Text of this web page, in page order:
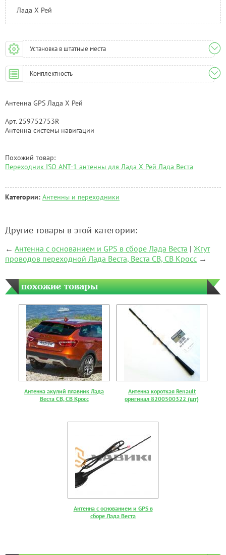
Лада Х Рей
Установка в штатные места
Комплектность
Антенна GPS Лада Х Рей
Арт. 259752753R
Антенна системы навигации
Похожий товар:
Переходник ISO ANT-1 антенны для Лада Х Рей Лада Веста
Категории: Антенны и переходники
Другие товары в этой категории:
← Антенна с основанием и GPS в сборе Лада Веста | Жгут
проводов переходной Лада Веста, Веста СВ, СВ Кросс →
похожие товары
Антенна акулий плавник Лада
Веста СВ, СВ Кросс
Антенна короткая Renault
оригинал 8200500322 (шт)
Антенна с основанием и GPS в
сборе Лада Веста